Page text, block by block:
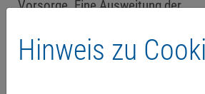
Vorsorge. Eine Ausweitung der
sozialen Frieden zu gefährden.“
Hinweis zu